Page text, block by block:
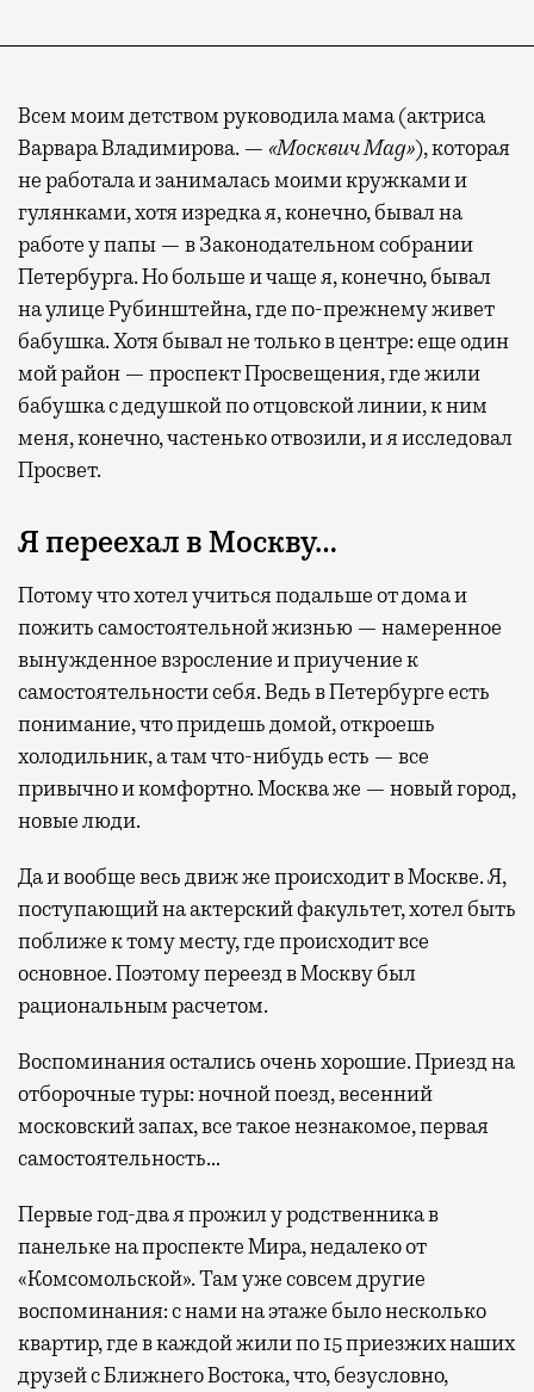
Всем моим детством руководила мама (актриса
Варвара Владимирова. — «Москвич Mag»), которая
не работала и занималась моими кружками и
гулянками, хотя изредка я, конечно, бывал на
работе у папы — в Законодательном собрании
Петербурга. Но больше и чаще я, конечно, бывал
на улице Рубинштейна, где по-прежнему живет
бабушка. Хотя бывал не только в центре: еще один
мой район — проспект Просвещения, где жили
бабушка с дедушкой по отцовской линии, к ним
меня, конечно, частенько отвозили, и я исследовал
Просвет.
Я переехал в Москву…
Потому что хотел учиться подальше от дома и
пожить самостоятельной жизнью — намеренное
вынужденное взросление и приучение к
самостоятельности себя. Ведь в Петербурге есть
понимание, что придешь домой, откроешь
холодильник, а там что-нибудь есть — все
привычно и комфортно. Москва же — новый город,
новые люди.
Да и вообще весь движ же происходит в Москве. Я,
поступающий на актерский факультет, хотел быть
поближе к тому месту, где происходит все
основное. Поэтому переезд в Москву был
рациональным расчетом.
Воспоминания остались очень хорошие. Приезд на
отборочные туры: ночной поезд, весенний
московский запах, все такое незнакомое, первая
самостоятельность…
Первые год-два я прожил у родственника в
панельке на проспекте Мира, недалеко от
«Комсомольской». Там уже совсем другие
воспоминания: с нами на этаже было несколько
квартир, где в каждой жили по 15 приезжих наших
друзей с Ближнего Востока, что, безусловно,